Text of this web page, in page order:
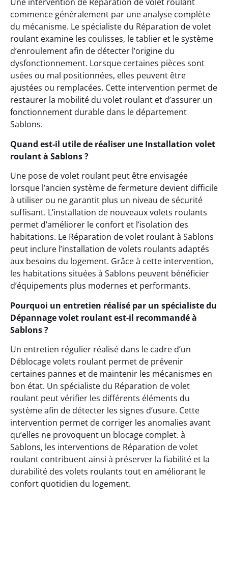
commence généralement par une analyse complète
du mécanisme. Le spécialiste du Réparation de volet
roulant examine les coulisses, le tablier et le système
d’enroulement afin de détecter l’origine du
dysfonctionnement. Lorsque certaines pièces sont
usées ou mal positionnées, elles peuvent être
ajustées ou remplacées. Cette intervention permet de
restaurer la mobilité du volet roulant et d’assurer un
fonctionnement durable dans le département
Sablons.
Quand est-il utile de réaliser une Installation volet
roulant à Sablons ?
Une pose de volet roulant peut être envisagée
lorsque l’ancien système de fermeture devient difficile
à utiliser ou ne garantit plus un niveau de sécurité
suffisant. L’installation de nouveaux volets roulants
permet d’améliorer le confort et l’isolation des
habitations. Le Réparation de volet roulant à Sablons
peut inclure l’installation de volets roulants adaptés
aux besoins du logement. Grâce à cette intervention,
les habitations situées à Sablons peuvent bénéficier
d’équipements plus modernes et performants.
Pourquoi un entretien réalisé par un spécialiste du
Dépannage volet roulant est-il recommandé à
Sablons ?
Un entretien régulier réalisé dans le cadre d’un
Déblocage volets roulant permet de prévenir
certaines pannes et de maintenir les mécanismes en
bon état. Un spécialiste du Réparation de volet
roulant peut vérifier les différents éléments du
système afin de détecter les signes d’usure. Cette
intervention permet de corriger les anomalies avant
qu’elles ne provoquent un blocage complet. à
Sablons, les interventions de Réparation de volet
roulant contribuent ainsi à préserver la fiabilité et la
durabilité des volets roulants tout en améliorant le
confort quotidien du logement.